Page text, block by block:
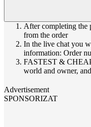
After completing the
from the order
In the live chat you
information: Order
FASTEST &
world and owner,
Advertisement
SPONSORIZAT